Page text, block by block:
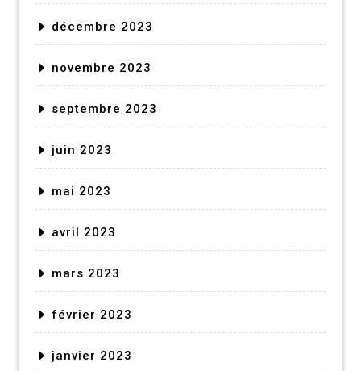
décembre 2023
novembre 2023
septembre 2023
juin 2023
mai 2023
avril 2023
mars 2023
février 2023
janvier 2023